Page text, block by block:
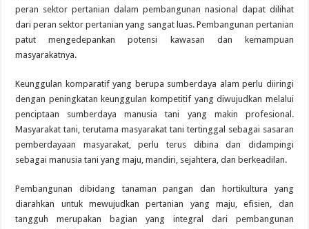
peran sektor pertanian dalam pembangunan nasional dapat dilihat
dari peran sektor pertanian yang sangat luas. Pembangunan pertanian
patut mengedepankan potensi kawasan dan kemampuan
masyarakatnya.
Keunggulan komparatif yang berupa sumberdaya alam perlu diiringi
dengan peningkatan keunggulan kompetitif yang diwujudkan melalui
penciptaan sumberdaya manusia tani yang makin profesional.
Masyarakat tani, terutama masyarakat tani tertinggal sebagai sasaran
pemberdayaan masyarakat, perlu terus dibina dan didampingi
sebagai manusia tani yang maju, mandiri, sejahtera, dan berkeadilan.
Pembangunan dibidang tanaman pangan dan hortikultura yang
diarahkan untuk mewujudkan pertanian yang maju, efisien, dan
tangguh merupakan bagian yang integral dari pembangunan